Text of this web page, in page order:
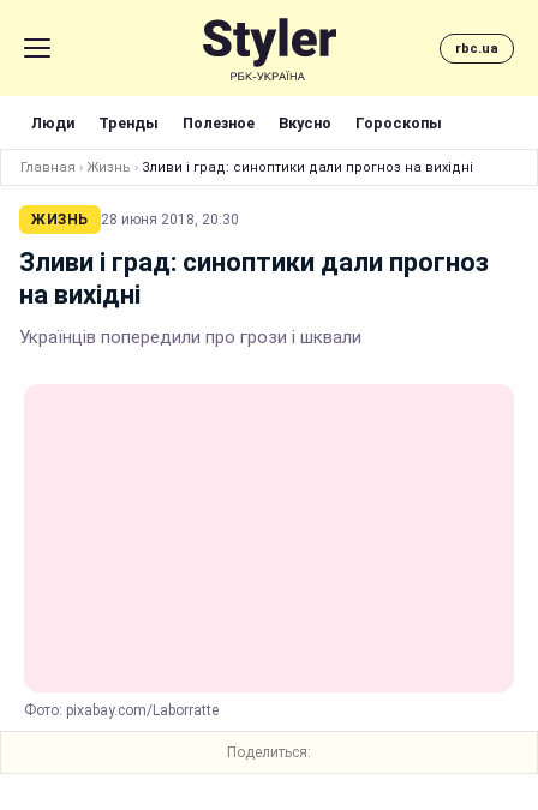
rbc.ua
Люди Тренды Полезное Вкусно Гороскопы
Главная › Жизнь › Зливи і град: синоптики дали прогноз на вихідні
ЖИЗНЬ 28 июня 2018, 20:30
Зливи і град: синоптики дали прогноз
на вихідні
Українців попередили про грози і шквали
Фото: pixabay.com/Laborratte
Поделиться: